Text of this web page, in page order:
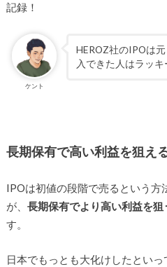
記録！
ケント
HEROZ社のIPOは
入できた人はラッキ
長期保有で高い利益を狙え
IPOは初値の段階で売るという方
が、 長期保有でより高い利益を狙
す。
日本でもっとも大化けしたとい